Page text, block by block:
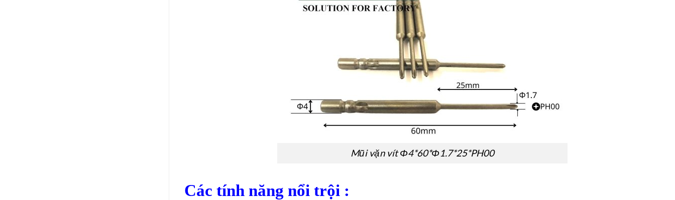
Mũi vặn vít Φ4*60*Φ1.7*25*PH00
Các tính năng nổi trội :